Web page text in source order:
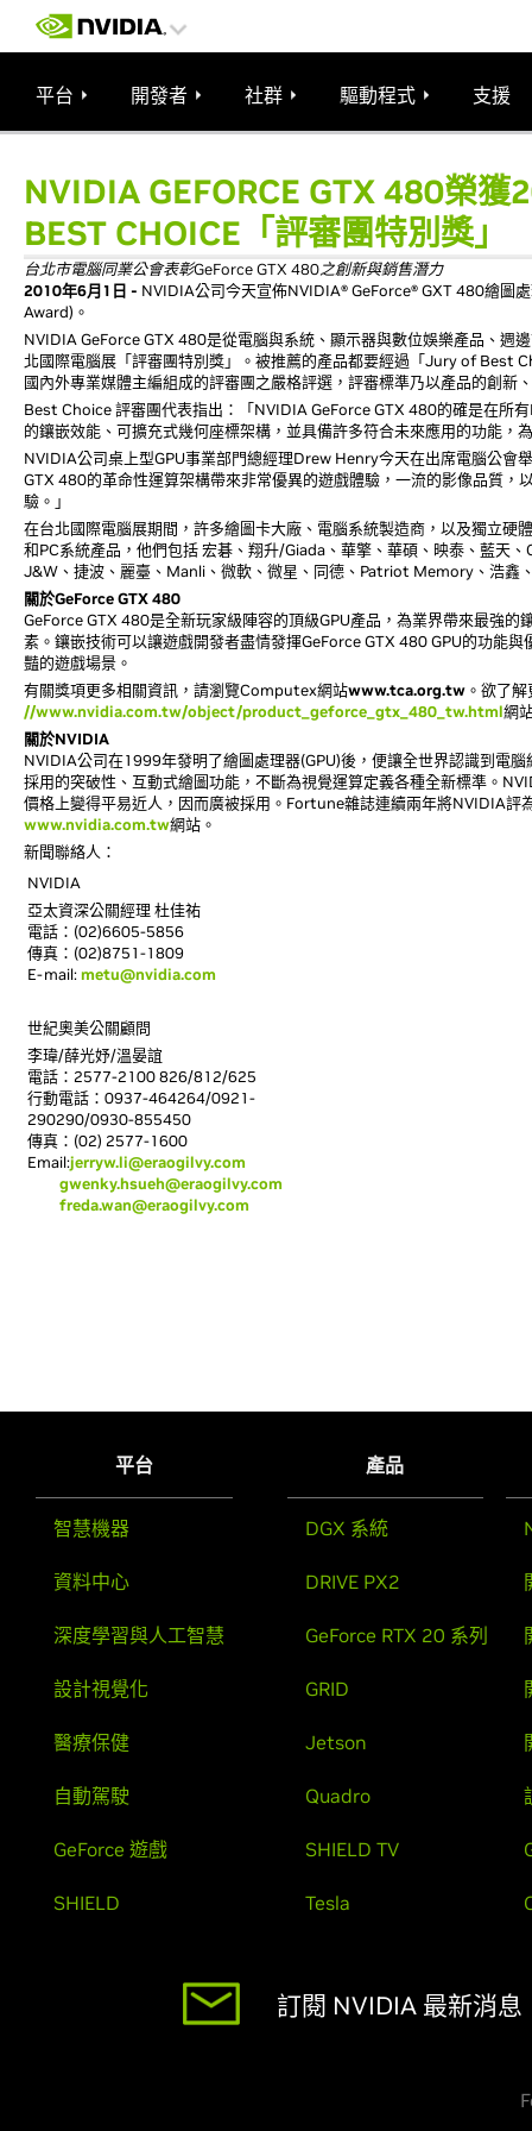
平台 開發者 社群 驅動程式 支援
NVIDIA GEFORCE GTX 480榮
BEST CHOICE「評審團特別獎」
台北市電腦同業公會表彰GeForce GTX 480之創新與銷售潛力
2010年6月1日 - NVIDIA公司今天宣佈NVIDIA® GeForce® GXT 480繪圖
Award)。
NVIDIA GeForce GTX 480是從電腦與系統、顯示器與數位娛樂產品、
北國際電腦展「評審團特別獎」。被推薦的產品都要經過「Jury of Best
國內外專業媒體主編組成的評審團之嚴格評選，評審標準乃以產品的創新
Best Choice 評審團代表指出：「NVIDIA GeForce GTX 480的確是在所
的鑲嵌效能、可擴充式幾何座標架構，並具備許多符合未來應用的功能，
NVIDIA公司桌上型GPU事業部門總經理Drew Henry今天在出席電腦公會
GTX 480的革命性運算架構帶來非常優異的遊戲體驗，一流的影像品質
驗。」
在台北國際電腦展期間，許多繪圖卡大廠、電腦系統製造商，以及獨立
和PC系統產品，他們包括 宏碁、翔升/Giada、華擎、華碩、映泰、藍
J&W、捷波、麗臺、Manli、微軟、微星、同德、Patriot Memory、浩
關於GeForce GTX 480
GeForce GTX 480是全新玩家級陣容的頂級GPU產品，為業界帶來最強
素。鑲嵌技術可以讓遊戲開發者盡情發揮GeForce GTX 480 GPU的功能
豔的遊戲場景。
有關獎項更多相關資訊，請瀏覽Computex網站www.tca.org.tw 。欲了
//www.nvidia.com.tw/object/product_geforce_gtx_480_tw.html網
關於NVIDIA
NVIDIA公司在1999年發明了繪圖處理器(GPU)後，便讓全世界認識到電
採用的突破性、互動式繪圖功能，不斷為視覺運算定義各種全新標準。
價格上變得平易近人，因而廣被採用。Fortune雜誌連續兩年將NVIDIA
www.nvidia.com.tw網站。
新聞聯絡人：
NVIDIA
亞太資深公關經理 杜佳祐
電話：(02)6605-5856
傳真：(02)8751-1809
E-mail:metu@nvidia.com
世紀奧美公關顧問
李瑋/薛光妤/溫晏誼
電話：2577-2100 826/812/625
行動電話：0937-464264/0921-
290290/0930-855450
傳真：(02) 2577-1600
Email:jerryw.li@eraogilvy.com
gwenky.hsueh@eraogilvy.com
freda.wan@eraogilvy.com
平台
智慧機器
資料中心
深度學習與人工智慧
設計視覺化
醫療保健
自動駕駛
GeForce 遊戲
SHIELD
產品
DGX 系統
DRIVE PX2
GeForce RTX 20 系列
GRID
Jetson
Quadro
SHIELD TV
Tesla
訂閱 NVIDIA 最新消息